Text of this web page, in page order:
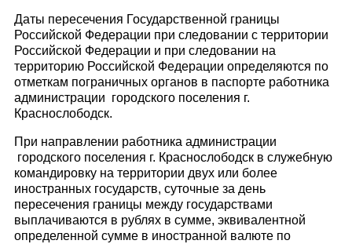
Даты пересечения Государственной границы
Российской Федерации при следовании с территории
Российской Федерации и при следовании на
территорию Российской Федерации определяются по
отметкам пограничных органов в паспорте работника
администрации городского поселения г.
Краснослободск.
При направлении работника администрации
городского поселения г. Краснослободск в служебную
командировку на территории двух или более
иностранных государств, суточные за день
пересечения границы между государствами
выплачиваются в рублях в сумме, эквивалентной
определенной сумме в иностранной валюте по